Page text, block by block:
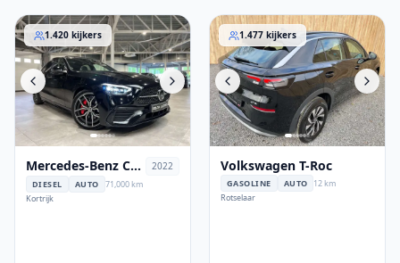
Mercedes-Benz C 220
1.420 kijkers
Mercedes-Benz C
220
2022
DIESEL AUTO
71,000 km
Kortrijk
Volkswagen T-Roc
1.477 kijkers
Volkswagen T-Roc
GASOLINE AUTO
12 km
Rotselaar